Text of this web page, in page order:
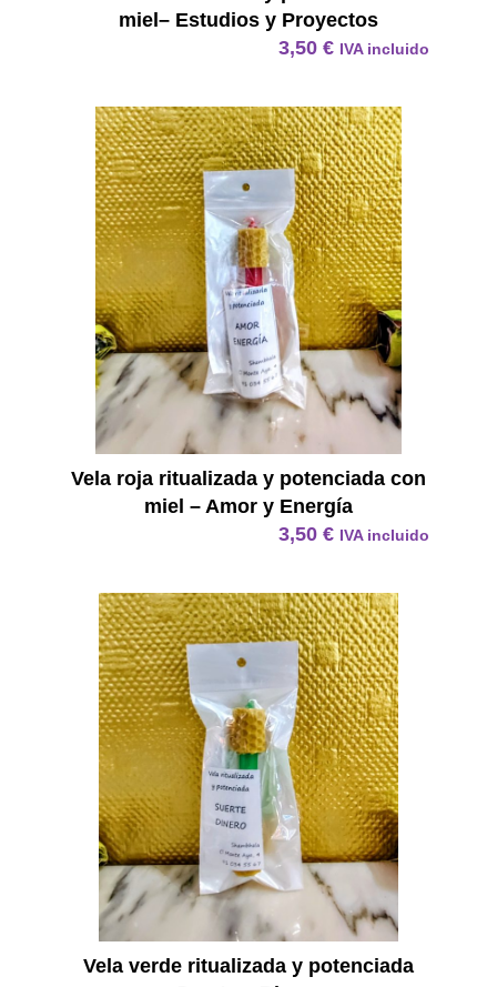
miel– Estudios y Proyectos
3,50 € IVA incluido
Vela roja ritualizada y potenciada con
miel – Amor y Energía
3,50 € IVA incluido
Vela verde ritualizada y potenciada